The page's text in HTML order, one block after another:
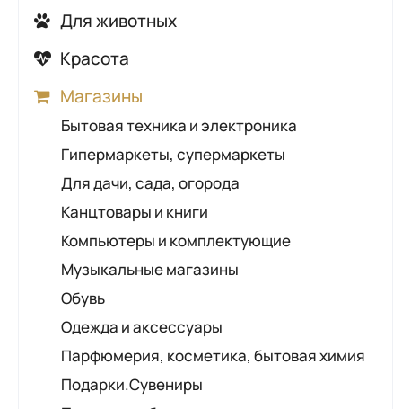
Автошколы
ГАИ
Шиномонтаж
Контролирующие органы
Общественно-социальные организации
Правоохранительные органы
Промышленные предприятия
Солигорский районный исполнительный
комитет
Детские кафе
оздоровительные процедуры
Детские сады
Развитие и обучение
Развлечения для детей
Товары для детей
Прокат товаров для детей
Для животных
Ветеринарные аптеки
Зоомагазины
Грумеры
Красота
Косметические кабинеты
Маникюр, педикюр
Парикмахерские
Салоны красоты
Солярии
Магазины
Бытовая техника и электроника
Гипермаркеты, супермаркеты
Для дачи, сада, огорода
Канцтовары и книги
Компьютеры и комплектующие
Музыкальные магазины
Обувь
Одежда и аксессуары
Парфюмерия, косметика, бытовая химия
Подарки.Сувениры